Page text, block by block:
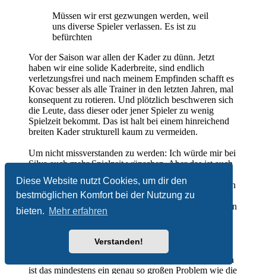
Diese Website nutzt Cookies, um dir den
bestmöglichen Komfort bei der Nutzung zu
bieten. Mehr erfahren
Verstanden!
Müssen wir erst gezwungen werden, weil
uns diverse Spieler verlassen. Es ist zu
befürchten
Vor der Saison war allen der Kader zu dünn. Jetzt
haben wir eine solide Kaderbreite, sind endlich
verletzungsfrei und nach meinem Empfinden schafft es
Kovac besser als alle Trainer in den letzten Jahren, mal
konsequent zu rotieren. Und plötzlich beschweren sich
die Leute, dass dieser oder jener Spieler zu wenig
Spielzeit bekommt. Das ist halt bei einem hinreichend
breiten Kader strukturell kaum zu vermeiden.
Um nicht missverstanden zu werden: Ich würde mir bei
Silva auch mehr Spielzeit wünschen. Aber das ist auch
schwächelt und man die Gratwanderung hinbekommen
muss, den wieder in Spur zu bekommen und
gleichzeitig Silva Anteile zu geben. Und mal abgesehen
davon, dass Silva - wie Du selbst sagst - wenig mit
Talentförderung zu tun hat: Der hat vorher nirgends
Bäume ausgerissen, kam hier verletzt an und die
Hinrunde ist noch nicht einmal vorbei. Wenn ein
Spieler - WM hin oder her - die Geduld nicht hat, dann
ist das mindestens ein genau so großen Problem wie die